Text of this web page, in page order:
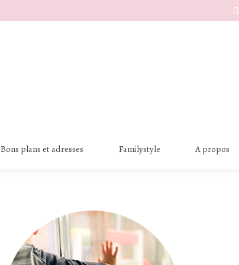
Bons plans et adresses Familystyle A propos